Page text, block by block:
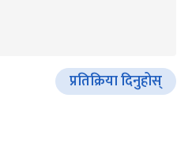
प्रतिक्रिया दिनुहोस्